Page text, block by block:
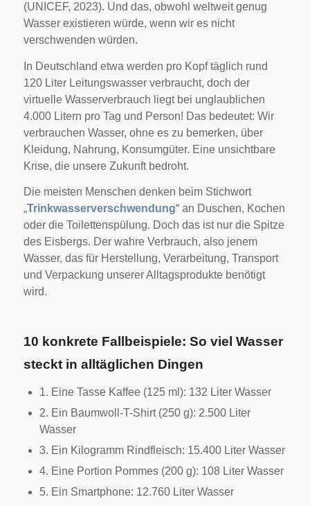
(UNICEF, 2023). Und das, obwohl weltweit genug
Wasser existieren würde, wenn wir es nicht
verschwenden würden.
In Deutschland etwa werden pro Kopf täglich rund
120 Liter Leitungswasser verbraucht, doch der
virtuelle Wasserverbrauch liegt bei unglaublichen
4.000 Litern pro Tag und Person! Das bedeutet: Wir
verbrauchen Wasser, ohne es zu bemerken, über
Kleidung, Nahrung, Konsumgüter. Eine unsichtbare
Krise, die unsere Zukunft bedroht.
Die meisten Menschen denken beim Stichwort
„Trinkwasserverschwendung“ an Duschen, Kochen
oder die Toilettenspülung. Doch das ist nur die Spitze
des Eisbergs. Der wahre Verbrauch, also jenem
Wasser, das für Herstellung, Verarbeitung, Transport
und Verpackung unserer Alltagsprodukte benötigt
wird.
10 konkrete Fallbeispiele: So viel Wasser
steckt in alltäglichen Dingen
1. Eine Tasse Kaffee (125 ml): 132 Liter Wasser
2. Ein Baumwoll-T-Shirt (250 g): 2.500 Liter
Wasser
3. Ein Kilogramm Rindfleisch: 15.400 Liter Wasser
4. Eine Portion Pommes (200 g): 108 Liter Wasser
5. Ein Smartphone: 12.760 Liter Wasser